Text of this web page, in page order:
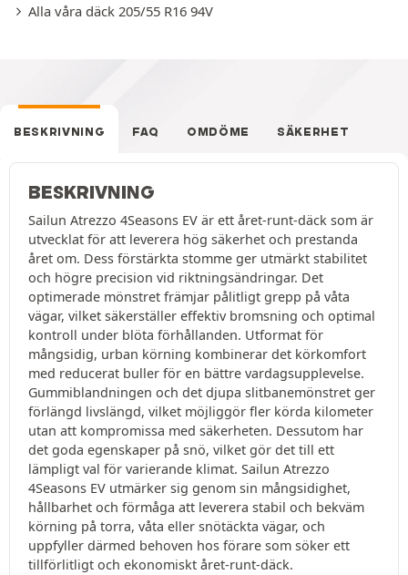
Alla våra däck 205/55 R16 94V
BESKRIVNING FAQ OMDÖME SÄKERHET
BESKRIVNING
Sailun Atrezzo 4Seasons EV är ett året-runt-däck som är
utvecklat för att leverera hög säkerhet och prestanda
året om. Dess förstärkta stomme ger utmärkt stabilitet
och högre precision vid riktningsändringar. Det
optimerade mönstret främjar pålitligt grepp på våta
vägar, vilket säkerställer effektiv bromsning och optimal
kontroll under blöta förhållanden. Utformat för
mångsidig, urban körning kombinerar det körkomfort
med reducerat buller för en bättre vardagsupplevelse.
Gummiblandningen och det djupa slitbanemönstret ger
förlängd livslängd, vilket möjliggör fler körda kilometer
utan att kompromissa med säkerheten. Dessutom har
det goda egenskaper på snö, vilket gör det till ett
lämpligt val för varierande klimat. Sailun Atrezzo
4Seasons EV utmärker sig genom sin mångsidighet,
hållbarhet och förmåga att leverera stabil och bekväm
körning på torra, våta eller snötäckta vägar, och
uppfyller därmed behoven hos förare som söker ett
tillförlitligt och ekonomiskt året-runt-däck.